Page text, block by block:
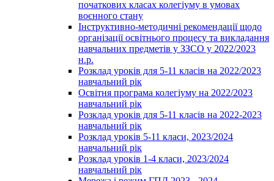
початкових класах колегіуму в умовах
воєнного стану
Інструктивно-методичні рекомендації щодо
організації освітнього процесу та викладання
навчальних предметів у ЗЗСО у 2022/2023
н.р.
Розклад уроків для 5-11 класів на 2022/2023
навчальний рік
Освітня програма колегіуму на 2022/2023
навчальний рік
Розклад уроків для 5-11 класів на 2022-2023
навчальний рік
Розклад уроків 5-11 класи, 2023/2024
навчальний рік
Розклад уроків 1-4 класи, 2023/2024
навчальний рік